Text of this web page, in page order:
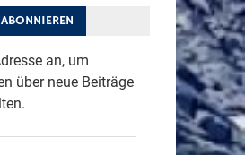
an, um
über neue Beiträge